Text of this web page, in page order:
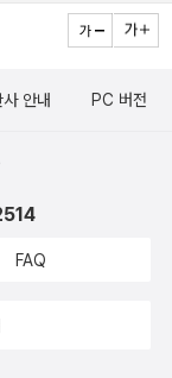
치지 않는 것을 의
은 적대적 데이터
전 반경을 테스
서는커버리지 검
한 추론 결과를 초
특징, 커버리지
하는 테스트 기법
수 있는 예제를 제
지식이 있는 독자
공 받아 작성한 리
받아 작성한 리뷰
사 안내 PC 버전
FAQ